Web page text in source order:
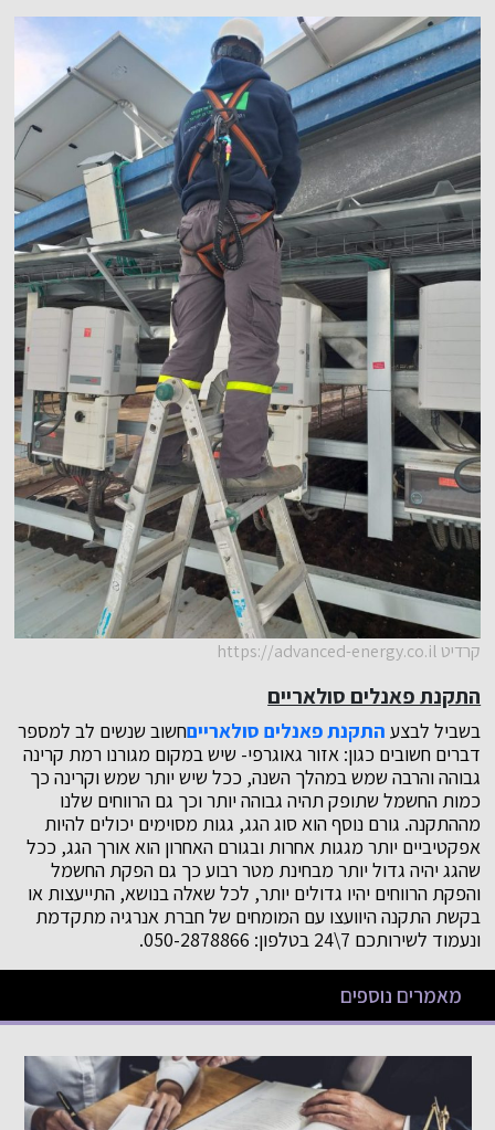
קרדיט https://advanced-energy.co.il
התקנת פאנלים סולאריים
בשביל לבצע התקנת פאנלים סולארייםחשוב שנשים לב למספר
דברים חשובים כגון: אזור גאוגרפי- שיש במקום מגורנו רמת קרינה
גבוהה והרבה שמש במהלך השנה, ככל שיש יותר שמש וקרינה כך
כמות החשמל שתופק תהיה גבוהה יותר וכך גם הרווחים שלנו
מההתקנה. גורם נוסף הוא סוג הגג, גגות מסוימים יכולים להיות
אפקטיביים יותר מגגות אחרות ובגורם האחרון הוא אורך הגג, ככל
שהגג יהיה גדול יותר מבחינת מטר רבוע כך גם הפקת החשמל
והפקת הרווחים יהיו גדולים יותר, לכל שאלה בנושא, התייעצות או
בקשת התקנה היוועצו עם המומחים של חברת אנרגיה מתקדמת
ונעמוד לשירותכם 7\24 בטלפון: 050-2878866.
מאמרים נוספים